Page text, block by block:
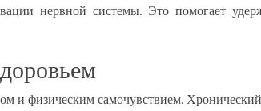
нервной системы. Это помогает
и физическим самочувствием.